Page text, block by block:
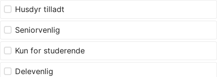
Husdyr tilladt
Seniorvenlig
Kun for studerende
Delevenlig